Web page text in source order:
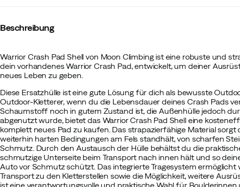
Beschreibung
Warrior Crash Pad Shell von Moon Climbing ist eine robuste und
dein vorhandenes Warrior Crash Pad, entwickelt, um deiner
neues Leben zu geben.
Diese Ersatzhülle ist eine gute Lösung für dich als bewusste
Outdoor-Kletterer, wenn du die Lebensdauer deines Crash Pads
Schaumstoff noch in gutem Zustand ist, die Außenhülle jedoch
abgenutzt wurde, bietet das Warrior Crash Pad Shell eine
komplett neues Pad zu kaufen. Das strapazierfähige Material sorgt
weiterhin harten Bedingungen am Fels standhält, von scharfen
Schmutz. Durch den Austausch der Hülle behältst du die
schmutzige Unterseite beim Transport nach innen hält und so
Auto vor Schmutz schützt. Das integrierte Tragesystem
Transport zu den Kletterstellen sowie die Möglichkeit, weitere
ist eine verantwortungsvolle und praktische Wahl für Boulderinnen